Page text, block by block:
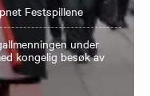
Festspillene
under
kongelig besøk av